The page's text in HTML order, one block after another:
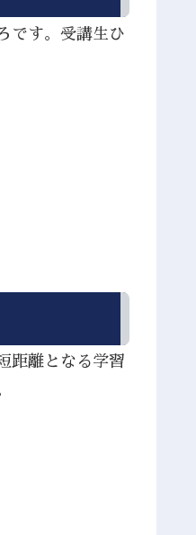
です。受講生ひ
距離となる学習